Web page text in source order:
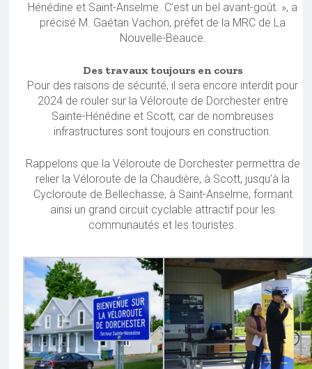
Hénédine et Saint-Anselme. C’est un bel avant-goût. », a
précisé M. Gaétan Vachon, préfet de la MRC de La
Nouvelle-Beauce.
Des travaux toujours en cours
Pour des raisons de sécurité, il sera encore interdit pour
2024 de rouler sur la Véloroute de Dorchester entre
Sainte-Hénédine et Scott, car de nombreuses
infrastructures sont toujours en construction.
Rappelons que la Véloroute de Dorchester permettra de
relier la Véloroute de la Chaudière, à Scott, jusqu’à la
Cycloroute de Bellechasse, à Saint-Anselme, formant
ainsi un grand circuit cyclable attractif pour les
communautés et les touristes.